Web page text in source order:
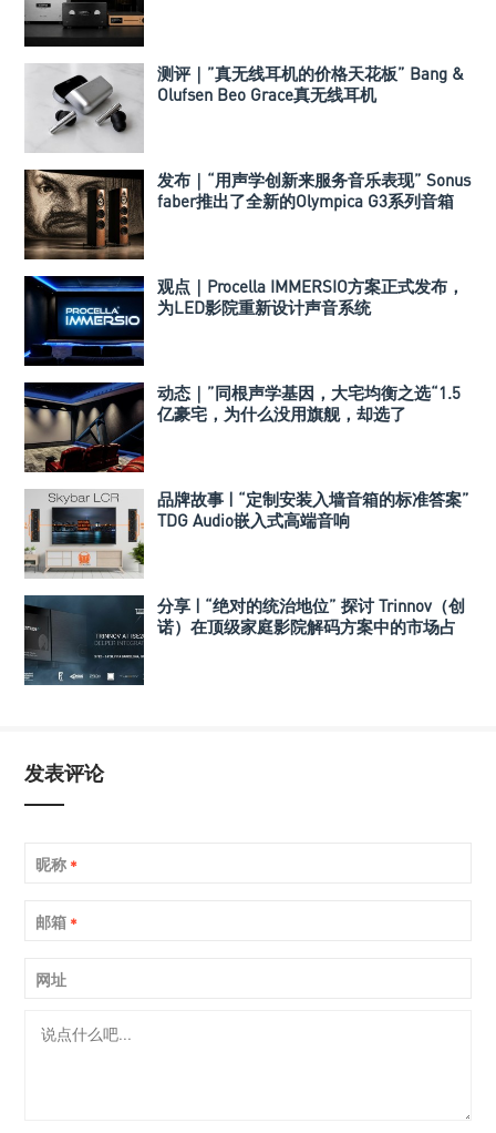
测评｜”真无线耳机的价格天花板” Bang &
Olufsen Beo Grace真无线耳机
发布｜“用声学创新来服务音乐表现” Sonus
faber推出了全新的Olympica G3系列音箱
观点｜Procella IMMERSIO方案正式发布，
为LED影院重新设计声音系统
动态｜”同根声学基因，大宅均衡之选“1.5
亿豪宅，为什么没用旗舰，却选了
品牌故事 | “定制安装入墙音箱的标准答案”
TDG Audio嵌入式高端音响
分享 | “绝对的统治地位” 探讨 Trinnov（创
诺）在顶级家庭影院解码方案中的市场占
发表评论
昵称 *
邮箱 *
网址